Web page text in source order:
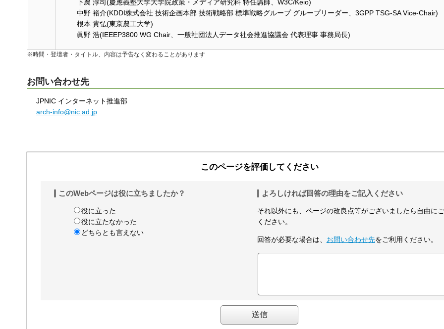
※時間・登壇者・タイトル、内容は予告なく変わることがあります
下農 淳司(慶應義塾大学大学院政策・メディア研究科 特任講師、W3C/Keio)
中野 裕介(KDDI株式会社 技術企画本部 技術戦略部 標準戦略グループ グループリーダー、3GPP TSG-SA Vice-Chair)
根本 貴弘(東京農工大学)
眞野 浩(IEEEP3800 WG Chair、一般社団法人データ社会推進協議会 代表理事 事務局長)
お問い合わせ先
JPNIC インターネット推進部
arch-info@nic.ad.jp
このページを評価してください
このWebページは役に立ちましたか？
役に立った
役に立たなかった
どちらとも言えない
よろしければ回答の理由をご記入ください
それ以外にも、ページの改良点等がございましたら自由に
ください。
回答が必要な場合は、 お問い合わせ先をご利用ください。